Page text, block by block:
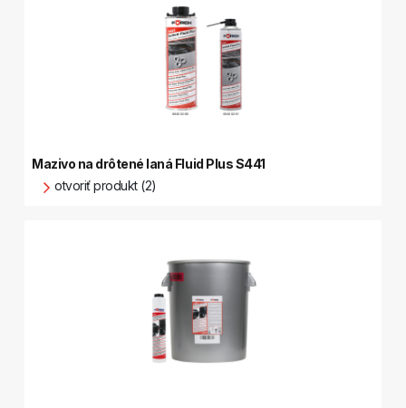
Mazivo na drôtené laná Fluid Plus S441
otvoriť produkt (2)